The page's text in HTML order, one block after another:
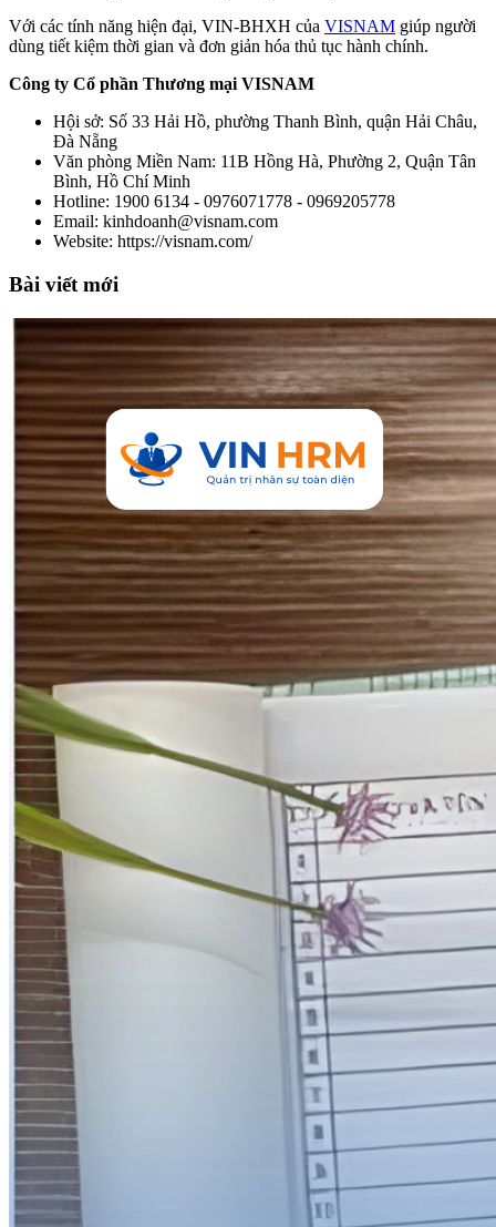
Với các tính năng hiện đại, VIN-BHXH của VISNAM giúp người
dùng tiết kiệm thời gian và đơn giản hóa thủ tục hành chính.
Công ty Cổ phần Thương mại VISNAM
Hội sở: Số 33 Hải Hồ, phường Thanh Bình, quận Hải Châu,
Đà Nẵng
Văn phòng Miền Nam: 11B Hồng Hà, Phường 2, Quận Tân
Bình, Hồ Chí Minh
Hotline: 1900 6134 - 0976071778 - 0969205778
Email: kinhdoanh@visnam.com
Website: https://visnam.com/
Bài viết mới